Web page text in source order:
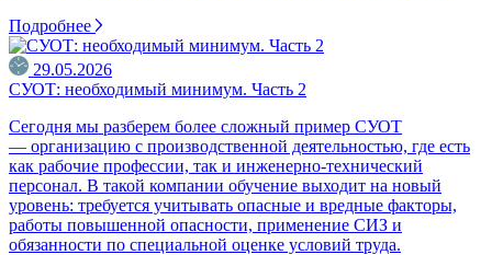
Подробнее
29.05.2026
СУОТ: необходимый минимум. Часть 2
Сегодня мы разберем более сложный пример СУОТ
— организацию с производственной деятельностью, где есть
как рабочие профессии, так и инженерно-технический
персонал. В такой компании обучение выходит на новый
уровень: требуется учитывать опасные и вредные факторы,
работы повышенной опасности, применение СИЗ и
обязанности по специальной оценке условий труда.